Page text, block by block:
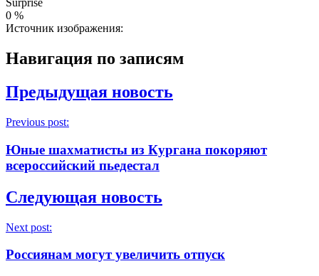
Surprise
0 %
Источник изображения:
Навигация по записям
Предыдущая новость
Previous post:
Юные шахматисты из Кургана покоряют
всероссийский пьедестал
Следующая новость
Next post:
Россиянам могут увеличить отпуск